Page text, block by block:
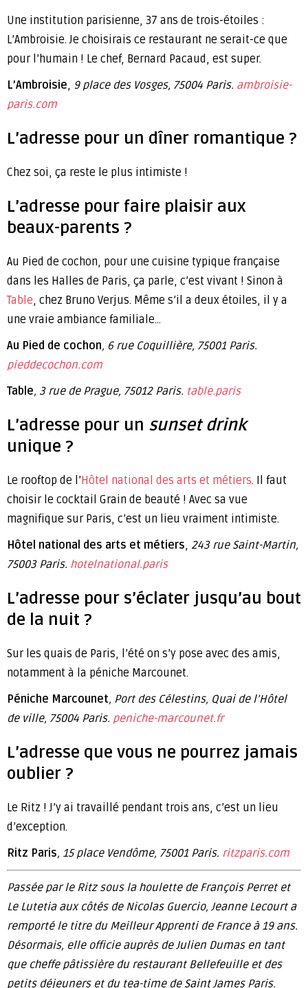
Une institution parisienne, 37 ans de trois-étoiles :
L’Ambroisie. Je choisirais ce restaurant ne serait-ce que
pour l’humain ! Le chef, Bernard Pacaud, est super.
L’Ambroisie, 9 place des Vosges, 75004 Paris. ambroisie-
paris.com
L’adresse pour un dîner romantique ?
Chez soi, ça reste le plus intimiste !
L’adresse pour faire plaisir aux
beaux-parents ?
Au Pied de cochon, pour une cuisine typique française
dans les Halles de Paris, ça parle, c’est vivant ! Sinon à
Table, chez Bruno Verjus. Même s’il a deux étoiles, il y a
une vraie ambiance familiale…
Au Pied de cochon, 6 rue Coquillière, 75001 Paris.
pieddecochon.com
Table, 3 rue de Prague, 75012 Paris. table.paris
L’adresse pour un sunset drink
unique ?
Le rooftop de l’Hôtel national des arts et métiers. Il faut
choisir le cocktail Grain de beauté ! Avec sa vue
magnifique sur Paris, c’est un lieu vraiment intimiste.
Hôtel national des arts et métiers, 243 rue Saint-Martin,
75003 Paris. hotelnational.paris
L’adresse pour s’éclater jusqu’au bout
de la nuit ?
Sur les quais de Paris, l’été on s’y pose avec des amis,
notamment à la péniche Marcounet.
Péniche Marcounet, Port des Célestins, Quai de l’Hôtel
de ville, 75004 Paris. peniche-marcounet.fr
L’adresse que vous ne pourrez jamais
oublier ?
Le Ritz ! J’y ai travaillé pendant trois ans, c’est un lieu
d’exception.
Ritz Paris, 15 place Vendôme, 75001 Paris. ritzparis.com
Passée par le Ritz sous la houlette de François Perret et
Le Lutetia aux côtés de Nicolas Guercio, Jeanne Lecourt a
remporté le titre du Meilleur Apprenti de France à 19 ans.
Désormais, elle officie auprès de Julien Dumas en tant
que cheffe pâtissière du restaurant Bellefeuille et des
petits déjeuners et du tea-time de Saint James Paris.